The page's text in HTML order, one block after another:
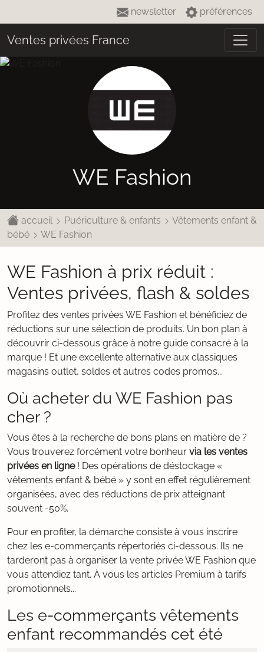
newsletter préférences
Ventes privées France
WE Fashion
accueil Puériculture & enfants
Vêtements enfant &
bébé
WE Fashion
WE Fashion à prix réduit :
Ventes privées, flash & soldes
Profitez des ventes privées WE Fashion et bénéficiez de
réductions sur une sélection de produits. Un bon plan à
découvrir ci-dessous grâce à notre guide consacré à la
marque ! Et une excellente alternative aux classiques
magasins outlet, soldes et autres codes promos...
Où acheter du WE Fashion pas
cher ?
Vous êtes à la recherche de bons plans en matière de ?
Vous trouverez forcément votre bonheur via les ventes
privées en ligne! Des opérations de déstockage «
vêtements enfant & bébé » y sont en effet régulièrement
organisées, avec des réductions de prix atteignant
souvent -50%.
Pour en profiter, la démarche consiste à vous inscrire
chez les e-commerçants répertoriés ci-dessous. Ils ne
tarderont pas à organiser la vente privée WE Fashion que
vous attendiez tant. À vous les articles Premium à tarifs
promotionnels...
Les e-commerçants vêtements
enfant recommandés cet été